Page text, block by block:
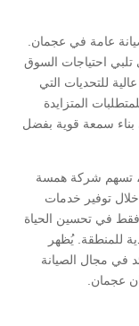
عامة في عجمان.
احتياجات السوق
للتحديات التي
المتزايدة
بناء سمعة قوية بفضل
تسهم شركة همسة
توفير خدمات
فقط في تحسين الحياة
للمنطقة. يُظهر
في مجال الصيانة
عجمان.